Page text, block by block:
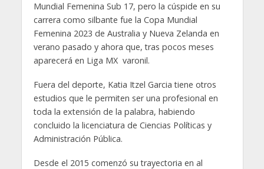
Mundial Femenina Sub 17, pero la cúspide en su
carrera como silbante fue la Copa Mundial
Femenina 2023 de Australia y Nueva Zelanda en
verano pasado y ahora que, tras pocos meses
aparecerá en Liga MX varonil.
Fuera del deporte, Katia Itzel Garcia tiene otros
estudios que le permiten ser una profesional en
toda la extensión de la palabra, habiendo
concluido la licenciatura de Ciencias Políticas y
Administración Pública.
Desde el 2015 comenzó su trayectoria en al